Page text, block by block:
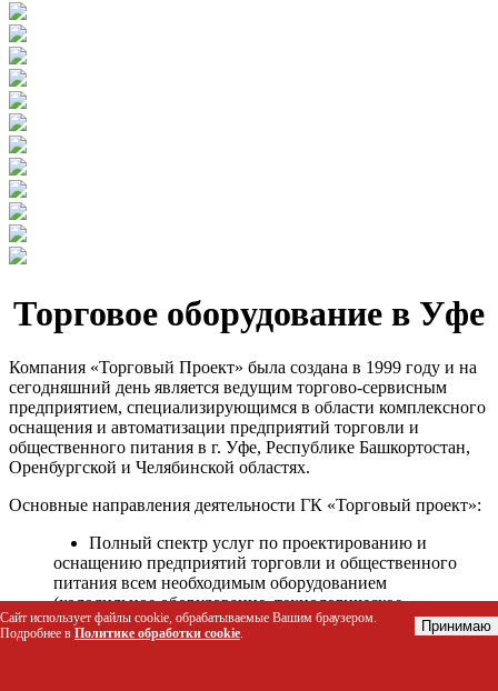
Торговое оборудование в Уфе
Компания «Торговый Проект» была создана в 1999 году и на
сегодняшний день является ведущим торгово-сервисным
предприятием, специализирующимся в области комплексного
оснащения и автоматизации предприятий торговли и
общественного питания в г. Уфе, Республике Башкортостан,
Оренбургской и Челябинской областях.
Основные направления деятельности ГК «Торговый проект»:
Полный спектр услуг по проектированию и
оснащению предприятий торговли и общественного
питания всем необходимым оборудованием
(холодильное оборудование, технологическое
оборудование, стеллажное оборудование и т.д.);
Автоматизация торговых процессов и внедрения
Сайт использует файлы cookie, обрабатываемые Вашим браузером.
Подробнее в Политике обработки cookie. Принимаю